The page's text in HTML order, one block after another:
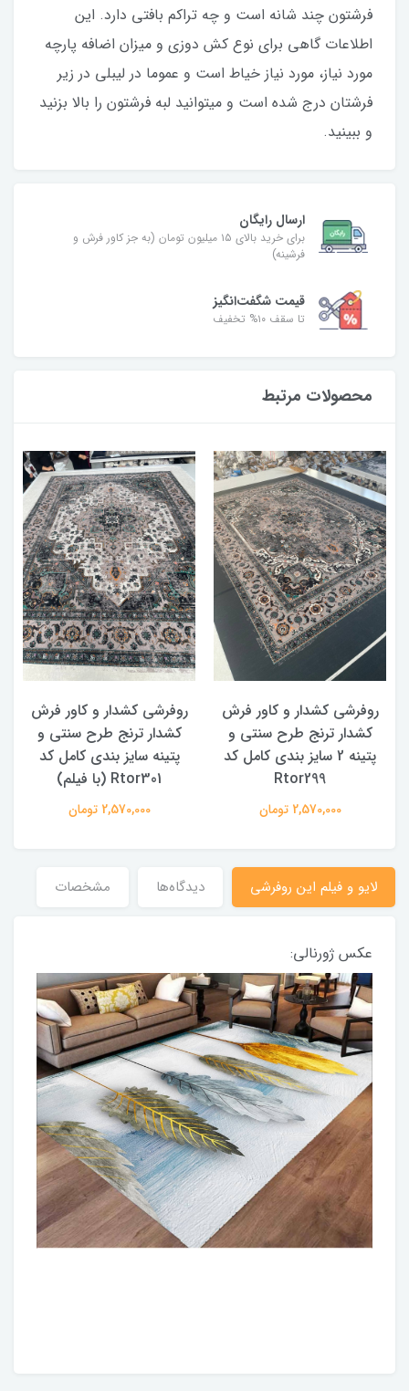
فرشتون چند شانه است و چه تراکم بافتی دارد. این
اطلاعات گاهی برای نوع کش دوزی و میزان اضافه پارچه
مورد نیاز، مورد نیاز خیاط است و عموما در لیبلی در زیر
فرشتان درج شده است و میتوانید لبه فرشتون را بالا بزنید
و ببینید.
ارسال رایگان
برای خرید بالای ۱۵ میلیون تومان (به جز کاور فرش و
فرشینه)
قیمت شگفت‌انگیز
تا سقف ۱۰% تخفیف
محصولات مرتبط
روفرشی کشدار و کاور فرش
کشدار ترنج طرح سنتی و
پتینه 2 سایز بندی کامل کد
Rtor299
2,570,000 تومان
روفرشی کشدار و کاور فرش
کشدار ترنج طرح سنتی و
پتینه سایز بندی کامل کد
Rtor301 (با فیلم)
2,570,000 تومان
لایو و فیلم این روفرشی دیدگاه‌ها مشخصات
عکس ژورنالی: